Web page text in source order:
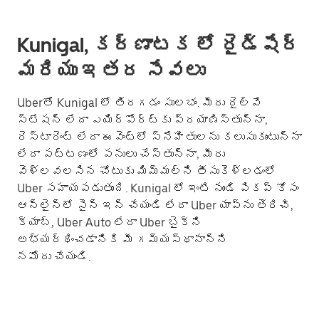
Kunigal, కర్ణాటక లో రైడ్‌షేర్
మరియు ఇతర సేవలు
Uberతో Kunigal లో తిరగడం సులభం. మీరు రైల్వే
స్టేషన్ లేదా ఎయిర్‌పోర్ట్‌కు ప్రయాణిస్తున్నా,
రెస్టారెంట్ లేదా ఈవెంట్లో స్నేహితులను కలుసుకుంటున్నా
లేదా పట్టణంలో పనులు చేస్తున్నా, మీరు
వెళ్లవలసిన చోటుకు మిమ్మల్ని తీసుకెళ్లడంలో
Uber సహాయపడుతుంది. Kunigal లో ఇంటి నుండి పికప్ కోసం
ఆన్‌లైన్‌లో సైన్ ఇన్ చేయండి లేదా Uber యాప్‌ను తెరిచి,
క్యాబ్, Uber Auto లేదా Uber బైక్‌ని
అభ్యర్థించడానికి మీ గమ్యస్థానాన్ని
నమోదు చేయండి.